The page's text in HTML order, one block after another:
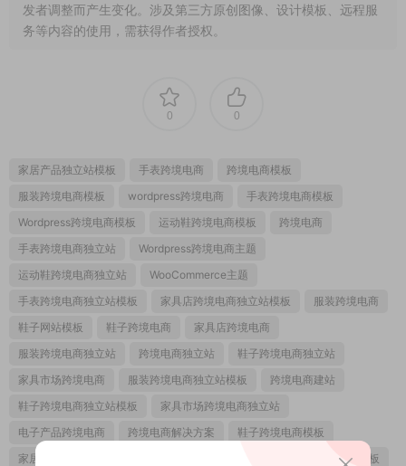
发者调整而产生变化。涉及第三方原创图像、设计模板、远程服
务等内容的使用，需获得作者授权。
0 0
家居产品独立站模板 手表跨境电商
跨境电商模板
服装跨境电商模板
wordpress跨境电商
手表跨境电商模板
Wordpress跨境电商模板
运动鞋跨境电商模板
跨境电商
手表跨境电商独立站
Wordpress跨境电商主题
运动鞋跨境电商独立站
WooCommerce主题
手表跨境电商独立站模板
家具店跨境电商独立站模板
服装跨境电商
鞋子网站模板
鞋子跨境电商
家具店跨境电商
服装跨境电商独立站
跨境电商独立站
鞋子跨境电商独立站
家具市场跨境电商
服装跨境电商独立站模板
跨境电商建站
鞋子跨境电商独立站模板
家具市场跨境电商独立站
电子产品跨境电商
跨境电商解决方案
鞋子跨境电商模板
家居市场跨境电商
WooCommerce跨境电商模板